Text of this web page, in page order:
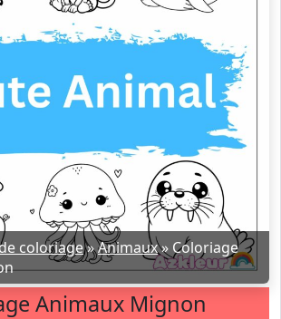
coloriage»Animaux» Coloriage
Animaux Mignon